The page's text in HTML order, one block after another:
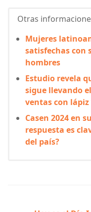
Otras
Mujeres
satisfechas con
hombres
Estudio revela
sigue llevando
ventas con lápiz
Casen 2024 en
respuesta es
del país?